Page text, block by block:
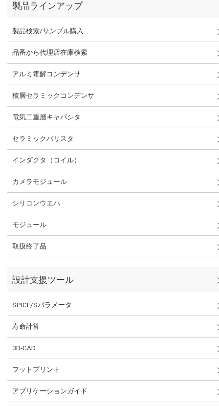
製品ラインアップ
製品検索/サンプル購入
品番から代理店在庫検索
アルミ電解コンデンサ
積層セラミックコンデンサ
電気二重層キャパシタ
セラミックバリスタ
インダクタ（コイル）
カメラモジュール
シリコンウエハ
モジュール
取扱終了品
設計支援ツール
SPICE/Sパラメータ
寿命計算
3D-CAD
フットプリント
アプリケーションガイド